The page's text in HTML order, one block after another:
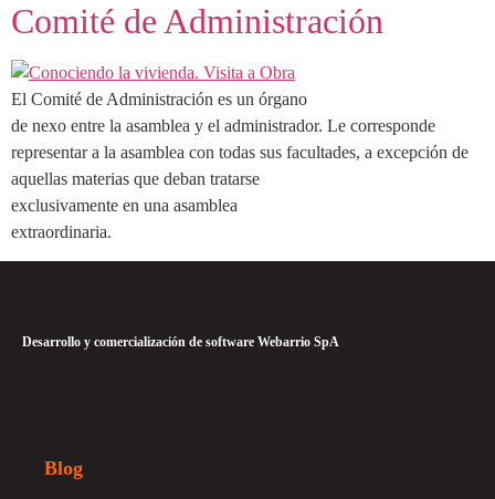
Comité de Administración
El Comité de Administración es un órgano
de nexo entre la asamblea y el administrador. Le corresponde
representar a la asamblea con todas sus facultades, a excepción de
aquellas materias que deban tratarse
exclusivamente en una asamblea
extraordinaria.
Desarrollo y comercialización de software Webarrio SpA
Blog